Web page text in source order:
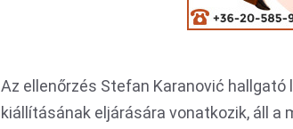
Az ellenőrzés Stefan Karanović
kiállításának eljárására vonatkozik, áll